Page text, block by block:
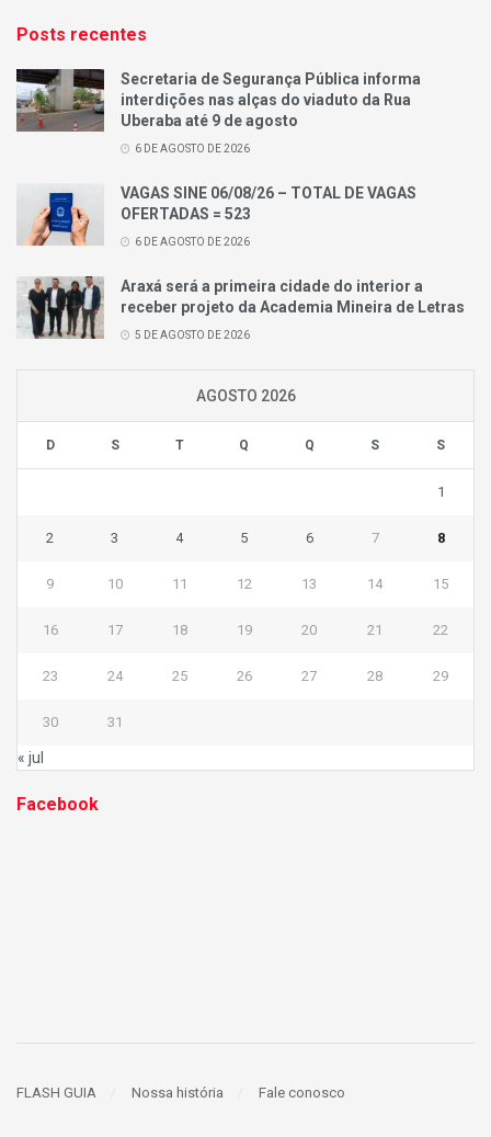
Posts recentes
Secretaria de Segurança Pública informa
interdições nas alças do viaduto da Rua
Uberaba até 9 de agosto
6 DE AGOSTO DE 2026
VAGAS SINE 06/08/26 – TOTAL DE VAGAS
OFERTADAS = 523
6 DE AGOSTO DE 2026
Araxá será a primeira cidade do interior a
receber projeto da Academia Mineira de Letras
5 DE AGOSTO DE 2026
AGOSTO 2026
D S T Q Q S S
1
2 3 4 5 6 7 8
9 10 11 12 13 14 15
16 17 18 19 20 21 22
23 24 25 26 27 28 29
30 31
« jul
Facebook
FLASH GUIA Nossa história Fale conosco